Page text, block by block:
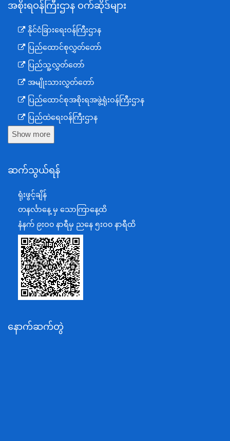
အစိုးရဝန်ကြီးဌာန ဝက်ဆိုဒ်များ
နိုင်ငံခြားရေးဝန်ကြီးဌာန
ပြည်ထောင်စုလွှတ်တော်
ပြည်သူ့လွှတ်တော်
အမျိုးသားလွှတ်တော်
ပြည်ထောင်စုအစိုးရအဖွဲ့ရုံးဝန်ကြီးဌာန
ပြည်ထဲရေးဝန်ကြီးဌာန
ကာကွယ်ရေးဝန်ကြီးဌာန
စီမံကိန်း၊ဘဏ္ဍာရေးနှင့်စက်မှုဝန်ကြီးဌာန
အပြည်ပြည်ဆိုင်ရာပူးပေါင်းဆောင်ရွက်ရေးဝန်ကြီးဌာန
ပြန်ကြားရေးဝန်ကြီးဌာန
သာသနာရေးနှင့် ယဉ်ကျေးမှုဝန်ကြီးဌာန
စိုက်ပျိုးရေး၊မွေးမြူရေးနှင့်ဆည်မြောင်းဝန်ကြီးဌာန
ပို့ဆောင်ရေးနှင့်ဆက်သွယ်ရေးဝန်ကြီးဌာန
သယံဇာတနှင့်ပတ်ဝန်းကျင်ထိန်းသိမ်းရေးဝန်ကြီးဌာန
အလုပ်သမား၊လူဝင်မှုကြီးကြပ်ရေးနှင့်ပြည်သူ့အင်အား
Show more
ဆက်သွယ်ရန်
ရုံးဖွင့်ချိန်
တနင်္လာနေ့ မှ သောကြာနေ့ထိ
နံနက် ၉းဝ၀ နာရီမှ ညနေ ၅းဝ၀ နာရီထိ
နောက်ဆက်တွဲ